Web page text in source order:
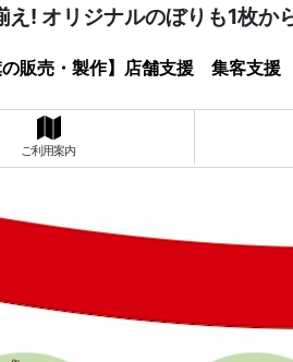
! オリジナルのぼりも1枚か
の販売・製作】店舗支援 集客支
ご利用案内